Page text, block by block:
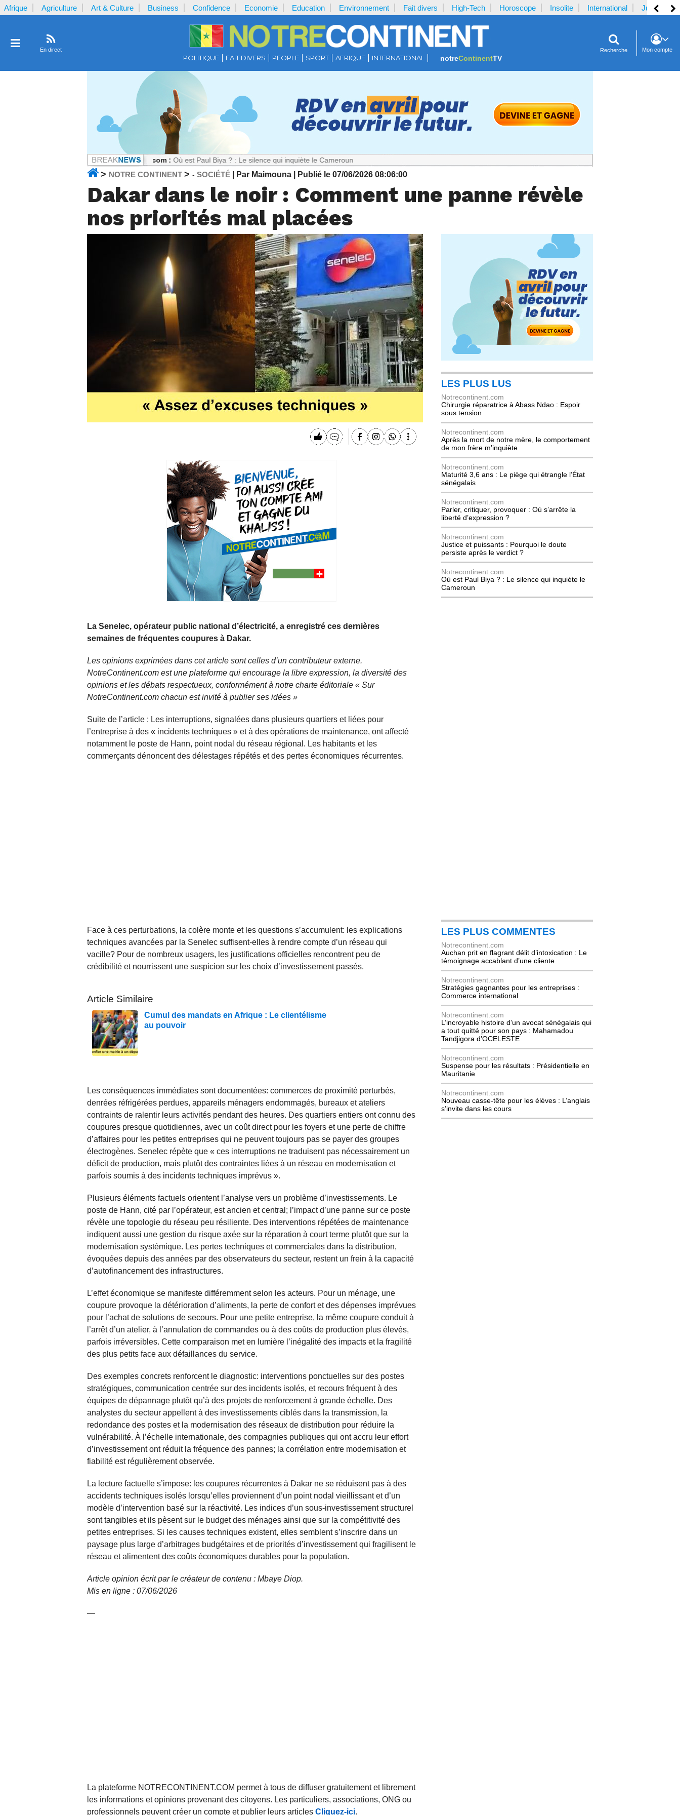
Afrique Agriculture Art & Culture Business Confidence Economie Education Environnement Fait divers High-Tech Horoscope Insolite International Justice
En direct
POLITIQUE FAIT DIVERS PEOPLE SPORT AFRIQUE INTERNATIONAL notreContinentTV
Recherche Mon compte
Notrecontinent.com : Où est Paul Biya ? : Le silence qui inquiète le Cameroun
> NOTRE CONTINENT > - SOCIÉTÉ | Par Maimouna | Publié le 07/06/2026 08:06:00
Dakar dans le noir : Comment une panne révèle
nos priorités mal placées
La Senelec, opérateur public national d’électricité, a enregistré ces dernières
semaines de fréquentes coupures à Dakar.
Les opinions exprimées dans cet article sont celles d’un contributeur externe.
NotreContinent.com est une plateforme qui encourage la libre expression, la diversité des
opinions et les débats respectueux, conformément à notre charte éditoriale « Sur
NotreContinent.com chacun est invité à publier ses idées »
Suite de l’article : Les interruptions, signalées dans plusieurs quartiers et liées pour
l’entreprise à des « incidents techniques » et à des opérations de maintenance, ont affecté
notamment le poste de Hann, point nodal du réseau régional. Les habitants et les
commerçants dénoncent des délestages répétés et des pertes économiques récurrentes.
Face à ces perturbations, la colère monte et les questions s’accumulent: les explications
techniques avancées par la Senelec suffisent-elles à rendre compte d’un réseau qui
vacille? Pour de nombreux usagers, les justifications officielles rencontrent peu de
crédibilité et nourrissent une suspicion sur les choix d’investissement passés.
Article Similaire
Cumul des mandats en Afrique : Le clientélisme
au pouvoir
Les conséquences immédiates sont documentées: commerces de proximité perturbés,
denrées réfrigérées perdues, appareils ménagers endommagés, bureaux et ateliers
contraints de ralentir leurs activités pendant des heures. Des quartiers entiers ont connu des
coupures presque quotidiennes, avec un coût direct pour les foyers et une perte de chiffre
d’affaires pour les petites entreprises qui ne peuvent toujours pas se payer des groupes
électrogènes. Senelec répète que « ces interruptions ne traduisent pas nécessairement un
déficit de production, mais plutôt des contraintes liées à un réseau en modernisation et
parfois soumis à des incidents techniques imprévus ».
Plusieurs éléments factuels orientent l’analyse vers un problème d’investissements. Le
poste de Hann, cité par l’opérateur, est ancien et central; l’impact d’une panne sur ce poste
révèle une topologie du réseau peu résiliente. Des interventions répétées de maintenance
indiquent aussi une gestion du risque axée sur la réparation à court terme plutôt que sur la
modernisation systémique. Les pertes techniques et commerciales dans la distribution,
évoquées depuis des années par des observateurs du secteur, restent un frein à la capacité
d’autofinancement des infrastructures.
L’effet économique se manifeste différemment selon les acteurs. Pour un ménage, une
coupure provoque la détérioration d’aliments, la perte de confort et des dépenses imprévues
pour l’achat de solutions de secours. Pour une petite entreprise, la même coupure conduit à
l’arrêt d’un atelier, à l’annulation de commandes ou à des coûts de production plus élevés,
parfois irréversibles. Cette comparaison met en lumière l’inégalité des impacts et la fragilité
des plus petits face aux défaillances du service.
Des exemples concrets renforcent le diagnostic: interventions ponctuelles sur des postes
stratégiques, communication centrée sur des incidents isolés, et recours fréquent à des
équipes de dépannage plutôt qu’à des projets de renforcement à grande échelle. Des
analystes du secteur appellent à des investissements ciblés dans la transmission, la
redondance des postes et la modernisation des réseaux de distribution pour réduire la
vulnérabilité. À l’échelle internationale, des compagnies publiques qui ont accru leur effort
d’investissement ont réduit la fréquence des pannes; la corrélation entre modernisation et
fiabilité est régulièrement observée.
La lecture factuelle s’impose: les coupures récurrentes à Dakar ne se réduisent pas à des
accidents techniques isolés lorsqu’elles proviennent d’un point nodal vieillissant et d’un
modèle d’intervention basé sur la réactivité. Les indices d’un sous-investissement structurel
sont tangibles et ils pèsent sur le budget des ménages ainsi que sur la compétitivité des
petites entreprises. Si les causes techniques existent, elles semblent s’inscrire dans un
paysage plus large d’arbitrages budgétaires et de priorités d’investissement qui fragilisent le
réseau et alimentent des coûts économiques durables pour la population.
Article opinion écrit par le créateur de contenu : Mbaye Diop.
Mis en ligne : 07/06/2026
—
La plateforme NOTRECONTINENT.COM permet à tous de diffuser gratuitement et librement
les informations et opinions provenant des citoyens. Les particuliers, associations, ONG ou
professionnels peuvent créer un compte et publier leurs articles Cliquez-ici.
LES PLUS LUS
Notrecontinent.com
Chirurgie réparatrice à Abass Ndao : Espoir
sous tension
Notrecontinent.com
Après la mort de notre mère, le comportement
de mon frère m’inquiète
Notrecontinent.com
Maturité 3,6 ans : Le piège qui étrangle l’État
sénégalais
Notrecontinent.com
Parler, critiquer, provoquer : Où s’arrête la
liberté d’expression ?
Notrecontinent.com
Justice et puissants : Pourquoi le doute
persiste après le verdict ?
Notrecontinent.com
Où est Paul Biya ? : Le silence qui inquiète le
Cameroun
LES PLUS COMMENTES
Notrecontinent.com
Auchan prit en flagrant délit d’intoxication : Le
témoignage accablant d’une cliente
Notrecontinent.com
Stratégies gagnantes pour les entreprises :
Commerce international
Notrecontinent.com
L’incroyable histoire d’un avocat sénégalais qui
a tout quitté pour son pays : Mahamadou
Tandjigora d’OCELESTE
Notrecontinent.com
Suspense pour les résultats : Présidentielle en
Mauritanie
Notrecontinent.com
Nouveau casse-tête pour les élèves : L’anglais
s’invite dans les cours